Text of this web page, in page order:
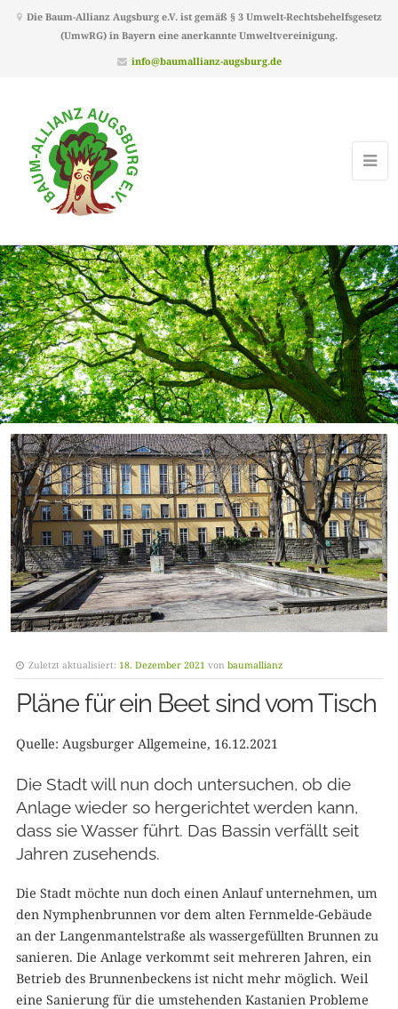
Die Baum-Allianz Augsburg e.V. ist gemäß § 3 Umwelt-Rechtsbehelfsgesetz
(UmwRG) in Bayern eine anerkannte Umweltvereinigung.
info@baumallianz-augsburg.de
Zuletzt aktualisiert: 18. Dezember 2021 von baumallianz
Pläne für ein Beet sind vom Tisch
Quelle: Augsburger Allgemeine, 16.12.2021
Die Stadt will nun doch untersuchen, ob die
Anlage wieder so hergerichtet werden kann,
dass sie Wasser führt. Das Bassin verfällt seit
Jahren zusehends.
Die Stadt möchte nun doch einen Anlauf unternehmen, um
den Nymphenbrunnen vor dem alten Fernmelde-Gebäude
an der Langenmantelstraße als wassergefüllten Brunnen zu
sanieren. Die Anlage verkommt seit mehreren Jahren, ein
Betrieb des Brunnenbeckens ist nicht mehr möglich. Weil
eine Sanierung für die umstehenden Kastanien Probleme